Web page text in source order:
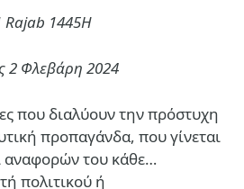
1445H
2 Φλεβάρη 2024
που διαλύουν την πρόστυχη
προπαγάνδα, που γίνεται
αναφορών του κάθε…
πολιτικού ή